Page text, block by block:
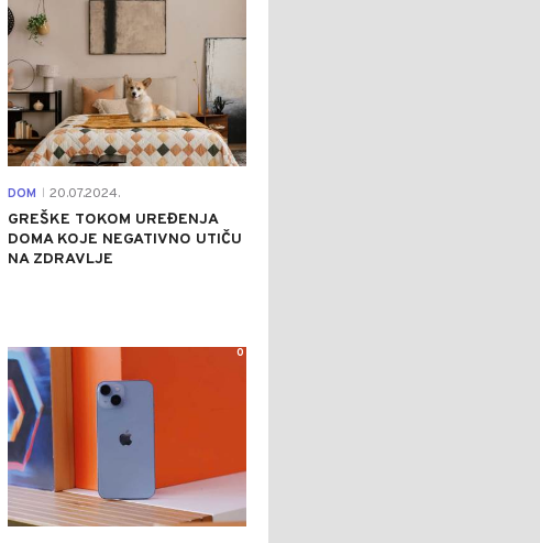
DOM 20.07.2024.
GREŠKE TOKOM UREĐENJA
DOMA KOJE NEGATIVNO UTIČU
NA ZDRAVLJE
0